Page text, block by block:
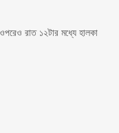
রাত ১২টার মধ্যে হালকা